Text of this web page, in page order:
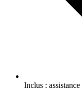
Inclus : assistance